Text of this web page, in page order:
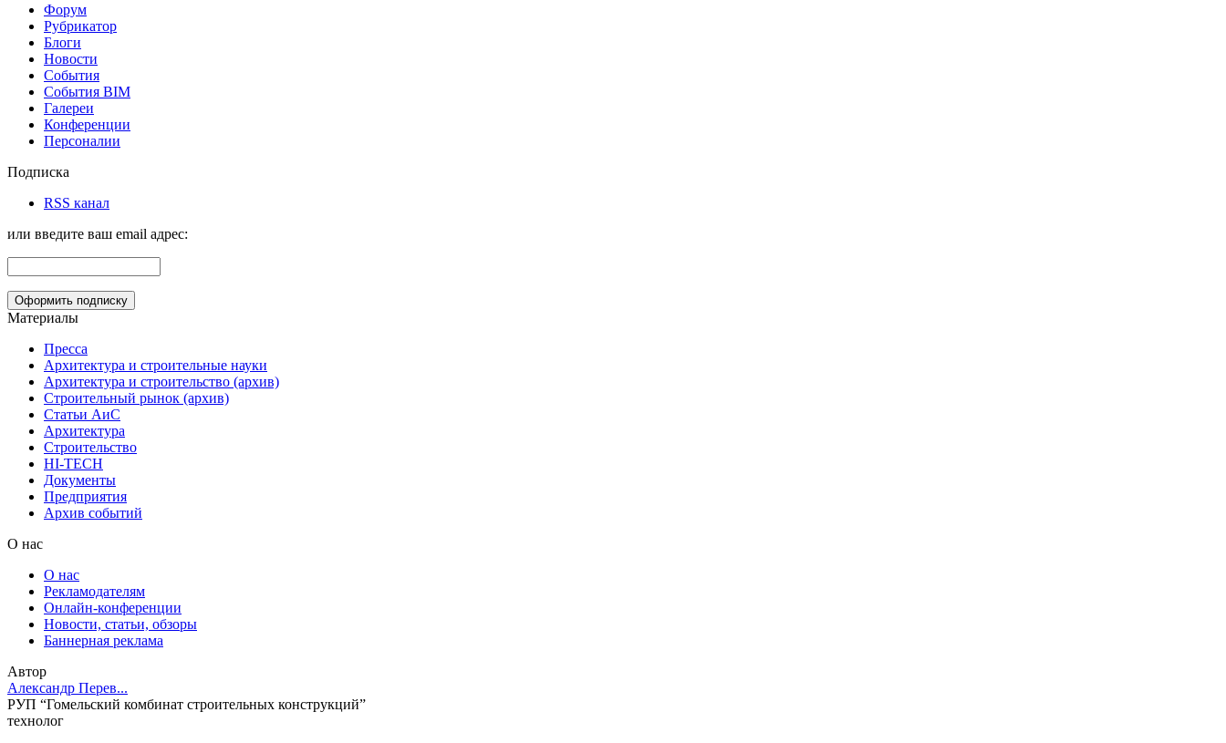
Форум
Рубрикатор
Блоги
Новости
События
События BIM
Галереи
Конференции
Персоналии
Подписка
RSS канал
или введите ваш email адрес:
Материалы
Пресса
Архитектура и строительные науки
Архитектура и строительство (архив)
Строительный рынок (архив)
Статьи АиС
Архитектура
Строительство
HI-TECH
Документы
Предприятия
Архив событий
О нас
О нас
Рекламодателям
Онлайн-конференции
Новости, статьи, обзоры
Баннерная реклама
Автор
Александр Перев...
РУП “Гомельский комбинат строительных конструкций”
технолог